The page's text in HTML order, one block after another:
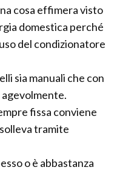
cosa effimera visto
domestica perché
del condizionatore
sia manuali che con
fissa conviene
tramite
o è abbastanza